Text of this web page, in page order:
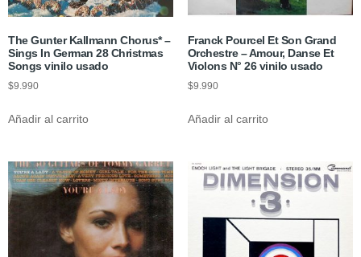
The Gunter Kallmann Chorus* ‎–
Sings In German 28 Christmas
Songs vinilo usado
$9.990
Añadir al carrito
Franck Pourcel Et Son Grand
Orchestre – Amour, Danse Et
Violons N° 26 vinilo usado
$9.990
Añadir al carrito